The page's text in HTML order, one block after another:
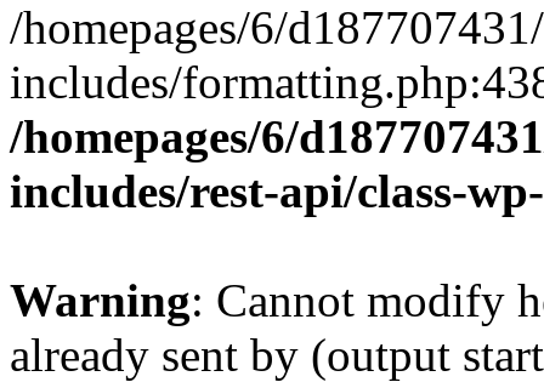
/homepages/6/
includes/
/homepages/6/
includes/rest-api/class-
Warning: Cannot modify
already sent by (output